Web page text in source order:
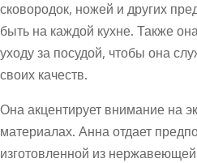
сковородок, ножей и других
быть на каждой кухне. Также
уходу за посудой, чтобы она
своих качеств.
Она акцентирует внимание на
материалах. Анна отдает
изготовленной из нержавеющей